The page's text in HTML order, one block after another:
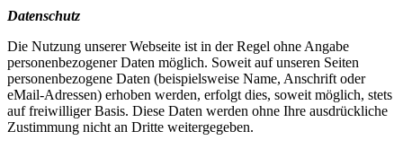
Datenschutz
Die Nutzung unserer Webseite ist in der Regel ohne Angabe
personenbezogener Daten möglich. Soweit auf unseren Seiten
personenbezogene Daten (beispielsweise Name, Anschrift oder
eMail-Adressen) erhoben werden, erfolgt dies, soweit möglich, stets
auf freiwilliger Basis. Diese Daten werden ohne Ihre ausdrückliche
Zustimmung nicht an Dritte weitergegeben.